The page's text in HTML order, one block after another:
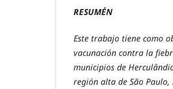
RESUMÉN
Este trabajo tiene como
vacunación contra la
municipios de
región alta de São